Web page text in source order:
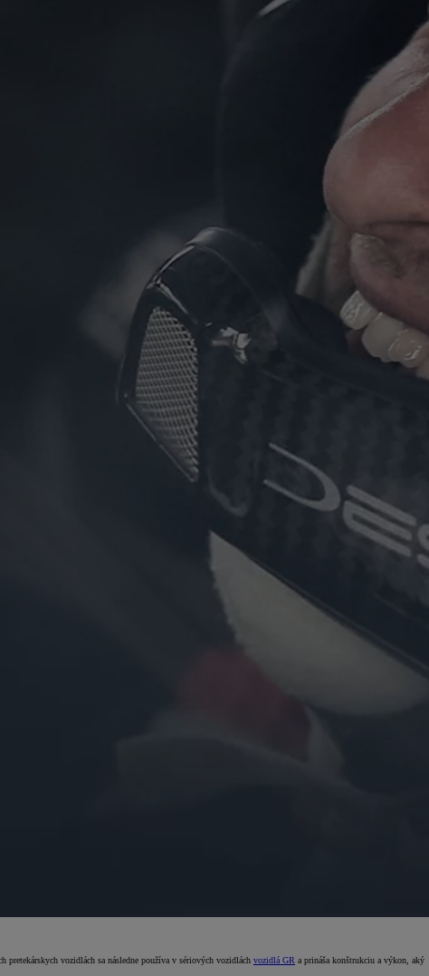
pretekárskych vozidlách sa následne používa v sériových vozidlách vozidlá GR a prináša konštrukciu a výkon, aký